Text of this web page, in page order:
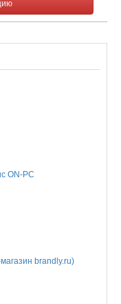
ON-PC
brandly.ru)